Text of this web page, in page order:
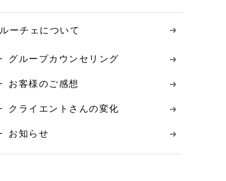
ルーチェについて
グループカウンセリング
お客様のご感想
クライエントさんの変化
お知らせ